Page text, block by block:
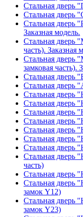
Стальная дверь
Стальная дверь
Стальная дверь
Заказная модель.
Стальная дверь
часть). Заказная
Стальная дверь
замковая часть).
Стальная дверь
Стальная дверь
Стальная дверь
Стальная дверь
Стальная дверь
Стальная дверь
Стальная дверь
Стальная дверь
Стальная дверь
Стальная дверь
часть)
Стальная дверь
Стальная дверь
замок Y12)
Стальная дверь
замок Y23)